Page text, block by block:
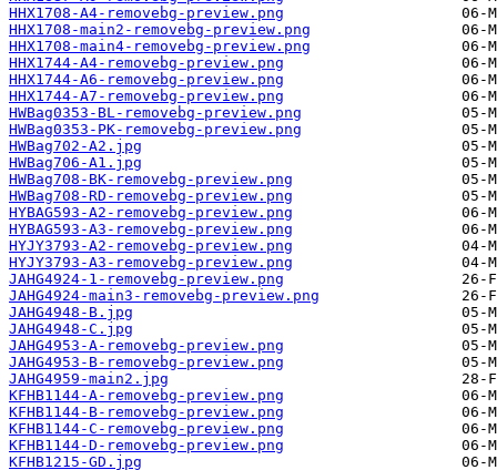
HHX1708-A4-removebg-preview.png
HHX1708-main2-removebg-preview.png
HHX1708-main4-removebg-preview.png
HHX1744-A4-removebg-preview.png
HHX1744-A6-removebg-preview.png
HHX1744-A7-removebg-preview.png
HWBag0353-BL-removebg-preview.png
HWBag0353-PK-removebg-preview.png
HWBag702-A2.jpg
HWBag706-A1.jpg
HWBag708-BK-removebg-preview.png
HWBag708-RD-removebg-preview.png
HYBAG593-A2-removebg-preview.png
HYBAG593-A3-removebg-preview.png
HYJY3793-A2-removebg-preview.png
HYJY3793-A3-removebg-preview.png
JAHG4924-1-removebg-preview.png
JAHG4924-main3-removebg-preview.png
JAHG4948-B.jpg
JAHG4948-C.jpg
JAHG4953-A-removebg-preview.png
JAHG4953-B-removebg-preview.png
JAHG4959-main2.jpg
KFHB1144-A-removebg-preview.png
KFHB1144-B-removebg-preview.png
KFHB1144-C-removebg-preview.png
KFHB1144-D-removebg-preview.png
KFHB1215-GD.jpg